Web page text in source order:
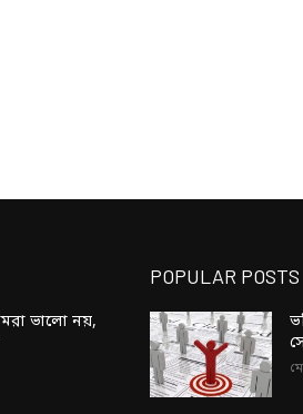
ভালো নয়,
POPULAR POSTS